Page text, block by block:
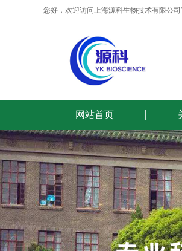
您好，欢迎访问上海源科生物技术有限公司
网站首页